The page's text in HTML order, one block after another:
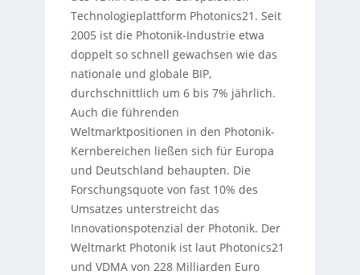
Technologieplattform Photonics21. Seit
2005 ist die Photonik-Industrie etwa
doppelt so schnell gewachsen wie das
nationale und globale BIP,
durchschnittlich um 6 bis 7% jährlich.
Auch die führenden
Weltmarktpositionen in den Photonik-
Kernbereichen ließen sich für Europa
und Deutschland behaupten. Die
Forschungsquote von fast 10% des
Umsatzes unterstreicht das
Innovationspotenzial der Photonik. Der
Weltmarkt Photonik ist laut Photonics21
und VDMA von 228 Milliarden Euro